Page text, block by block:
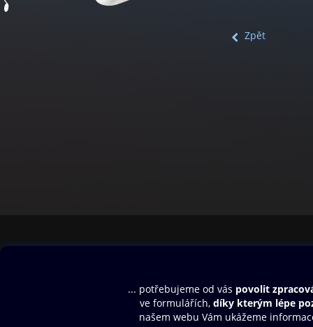
Zpět
Aplikace a hry
SMS/MMS Info
Blog
Dárkový poukaz
Nápověda